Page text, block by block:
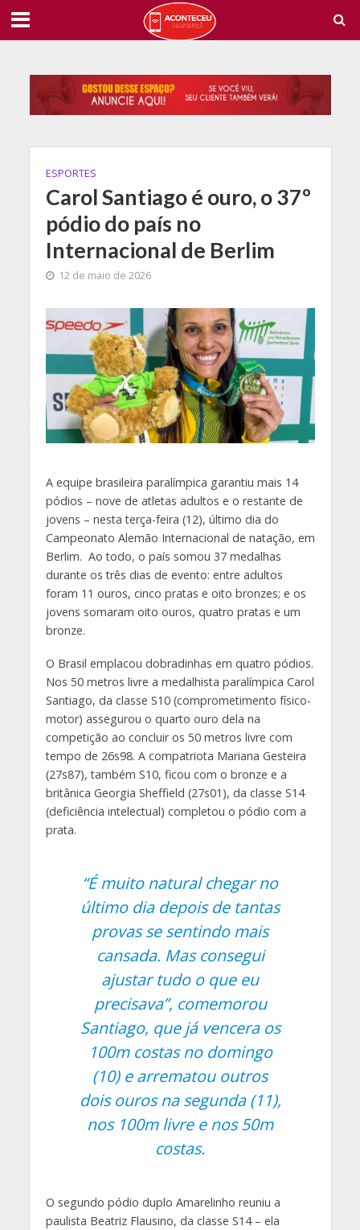
ESPORTES
Carol Santiago é ouro, o 37º
pódio do país no
Internacional de Berlim
12 de maio de 2026
A equipe brasileira paralímpica garantiu mais 14
pódios – nove de atletas adultos e o restante de
jovens – nesta terça-feira (12), último dia do
Campeonato Alemão Internacional de natação, em
Berlim. Ao todo, o país somou 37 medalhas
durante os três dias de evento: entre adultos
foram 11 ouros, cinco pratas e oito bronzes; e os
jovens somaram oito ouros, quatro pratas e um
bronze.
O Brasil emplacou dobradinhas em quatro pódios.
Nos 50 metros livre a medalhista paralímpica Carol
Santiago, da classe S10 (comprometimento físico-
motor) assegurou o quarto ouro dela na
competição ao concluir os 50 metros livre com
tempo de 26s98. A compatriota Mariana Gesteira
(27s87), também S10, ficou com o bronze e a
britânica Georgia Sheffield (27s01), da classe S14
(deficiência intelectual) completou o pódio com a
prata.
“É muito natural chegar no
último dia depois de tantas
provas se sentindo mais
cansada. Mas consegui
ajustar tudo o que eu
precisava”, comemorou
Santiago, que já vencera os
100m costas no domingo
(10) e arrematou outros
dois ouros na segunda (11),
nos 100m livre e nos 50m
costas.
O segundo pódio duplo Amarelinho reuniu a
paulista Beatriz Flausino, da classe S14 – ela